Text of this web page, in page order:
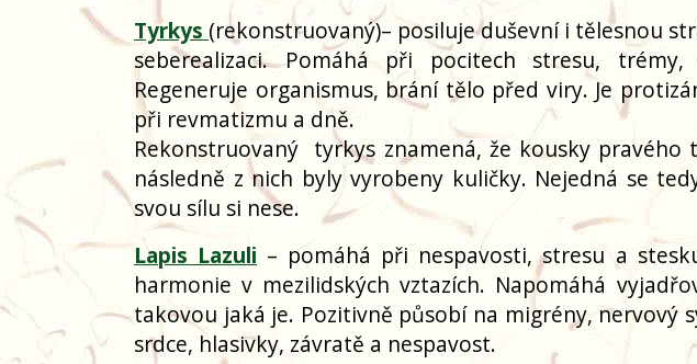
Tyrkys (rekonstruovaný)– posiluje duševní i tělesnou
seberealizaci. Pomáhá při pocitech stresu,
Regeneruje organismus, brání tělo před viry. Je
při revmatizmu a dně.
Rekonstruovaný tyrkys znamená, že kousky
následně z nich byly vyrobeny kuličky. Nejedná se
svou sílu si nese.
Lapis Lazuli – pomáhá při nespavosti, stresu a
harmonie v mezilidských vztazích. Napomáhá
takovou jaká je. Pozitivně působí na migrény, nervový
srdce, hlasivky, závratě a nespavost.